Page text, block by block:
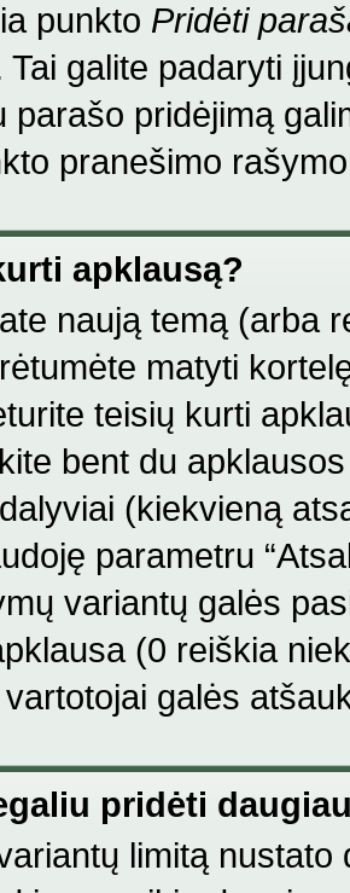
punkto Pridėti
Tai galite padaryti
parašo pridėjimą
pranešimo
apklausą?
naują temą (arba
matyti
teisių kurti
bent du
(kiekvieną
parametru
variantų galės
(0 reiškia
galės
pridėti
limitą